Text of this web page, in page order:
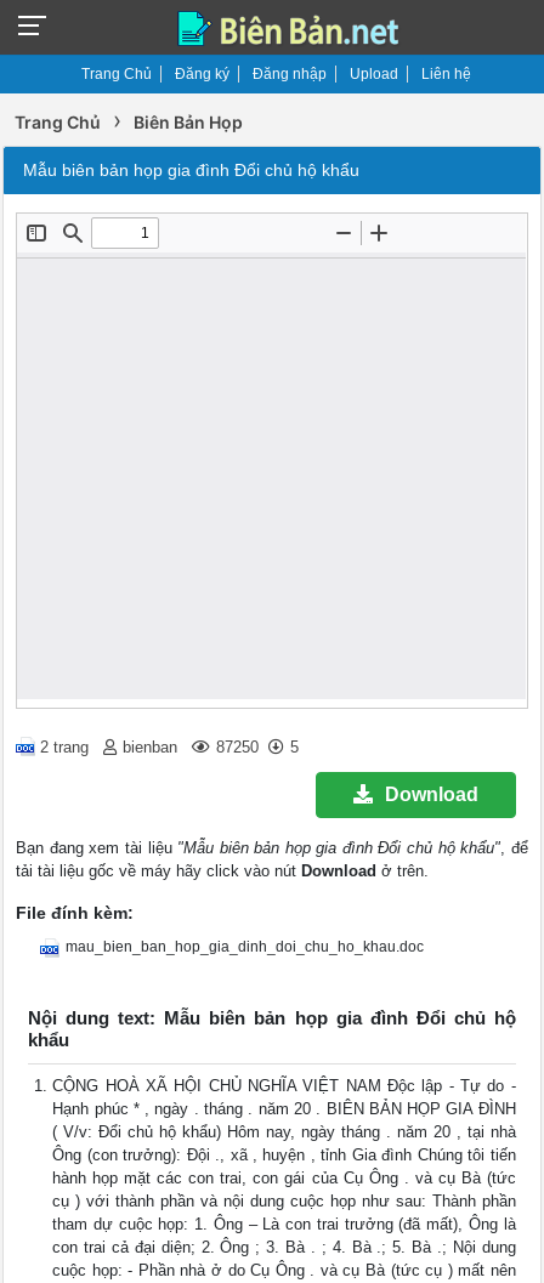
Trang Chủ Đăng ký Đăng nhập Upload Liên hệ
Trang Chủ › Biên Bản Họp
Mẫu biên bản họp gia đình Đổi chủ hộ khẩu
2 trang bienban 87250 5
Download
Bạn đang xem tài liệu "Mẫu biên bản họp gia đình Đổi chủ hộ khẩu", để
tải tài liệu gốc về máy hãy click vào nút Download ở trên.
File đính kèm:
mau_bien_ban_hop_gia_dinh_doi_chu_ho_khau.doc
Nội dung text: Mẫu biên bản họp gia đình Đổi chủ hộ
khẩu
CỘNG HOÀ XÃ HỘI CHỦ NGHĨA VIỆT NAM Độc lập - Tự do -
Hạnh phúc * , ngày . tháng . năm 20 . BIÊN BẢN HỌP GIA ĐÌNH
( V/v: Đổi chủ hộ khẩu) Hôm nay, ngày tháng . năm 20 , tại nhà
Ông (con trưởng): Đội ., xã , huyện , tỉnh Gia đình Chúng tôi tiến
hành họp mặt các con trai, con gái của Cụ Ông . và cụ Bà (tức
cụ ) với thành phần và nội dung cuộc họp như sau: Thành phần
tham dự cuộc họp: 1. Ông – Là con trai trưởng (đã mất), Ông là
con trai cả đại diện; 2. Ông ; 3. Bà . ; 4. Bà .; 5. Bà .; Nội dung
cuộc họp: - Phần nhà ở do Cụ Ông . và cụ Bà (tức cụ ) mất nên